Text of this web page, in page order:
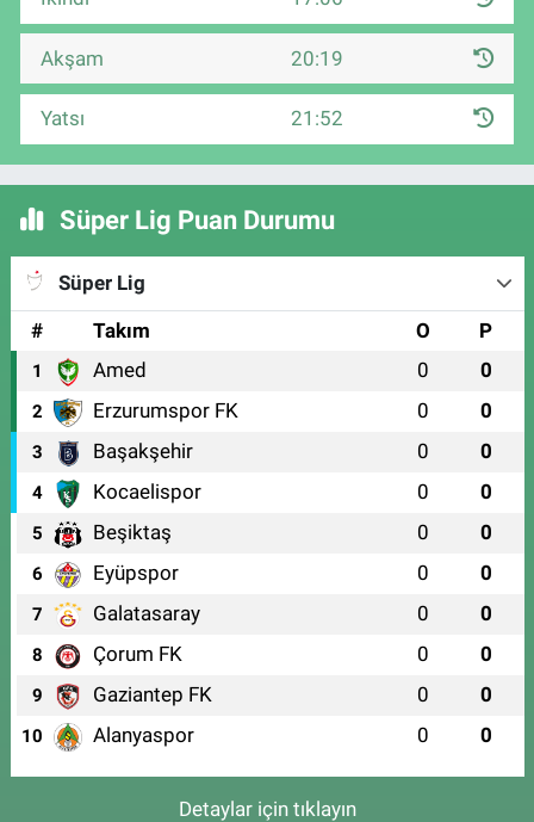
Akşam 20:19
Yatsı 21:52
Süper Lig Puan Durumu
Süper Lig
#
Takım O P
1 Amed 0 0
2 Erzurumspor FK 0 0
3 Başakşehir 0 0
4 Kocaelispor 0 0
5 Beşiktaş 0 0
6 Eyüpspor 0 0
7 Galatasaray 0 0
8 Çorum FK 0 0
9 Gaziantep FK 0 0
10 Alanyaspor 0 0
Detaylar için tıklayın